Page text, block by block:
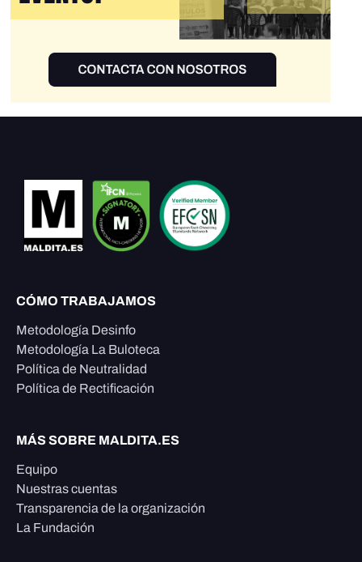
CÓMO TRABAJAMOS
Metodología Desinfo
Metodología La Buloteca
Política de Neutralidad
Política de Rectificación
MÁS SOBRE MALDITA.ES
Equipo
Nuestras cuentas
Transparencia de la organización
La Fundación